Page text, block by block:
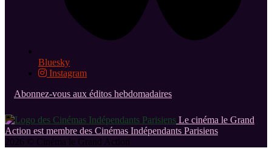
Bluesky
Instagram
Abonnez-vous aux éditos hebdomadaires
Le cinéma le Grand
Action est membre des Cinémas Indépendants Parisiens
2026 © Cinéma le Grand Action